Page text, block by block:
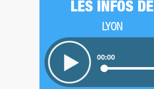
LES INFOS DE
LYON
00:00